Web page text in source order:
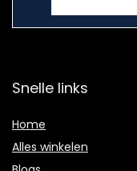
Snelle links
Home
Alles winkelen